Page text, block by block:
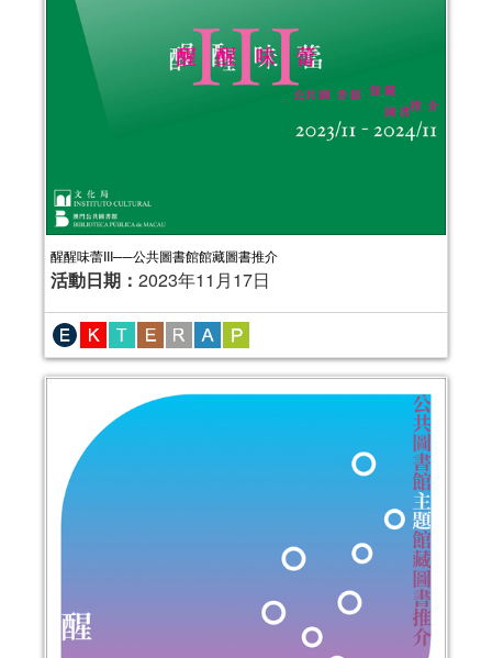
醒醒味蕾III──公共圖書館館藏圖書推介
活動日期： 2023年11月17日